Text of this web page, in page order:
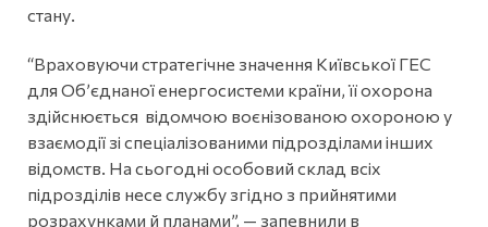
стану.
“Враховуючи стратегічне значення Київської ГЕС
для Об’єднаної енергосистеми країни, її охорона
здійснюється відомчою воєнізованою охороною у
взаємодії зі спеціалізованими підрозділами інших
відомств. На сьогодні особовий склад всіх
підрозділів несе службу згідно з прийнятими
розрахунками й планами”, — запевнили в